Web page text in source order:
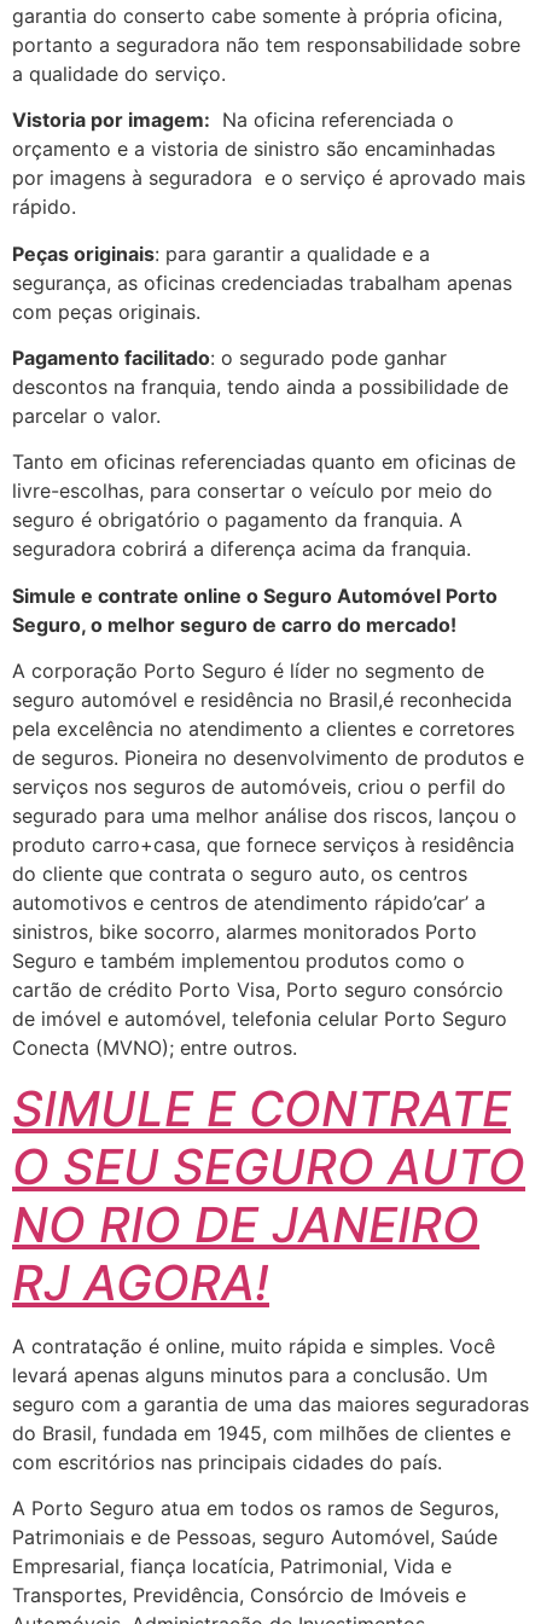
garantia do conserto cabe somente à própria oficina,
portanto a seguradora não tem responsabilidade sobre
a qualidade do serviço.
Vistoria por imagem: Na oficina referenciada o
orçamento e a vistoria de sinistro são encaminhadas
por imagens à seguradora e o serviço é aprovado mais
rápido.
Peças originais: para garantir a qualidade e a
segurança, as oficinas credenciadas trabalham apenas
com peças originais.
Pagamento facilitado: o segurado pode ganhar
descontos na franquia, tendo ainda a possibilidade de
parcelar o valor.
Tanto em oficinas referenciadas quanto em oficinas de
livre-escolhas, para consertar o veículo por meio do
seguro é obrigatório o pagamento da franquia. A
seguradora cobrirá a diferença acima da franquia.
Simule e contrate online o Seguro Automóvel Porto
Seguro, o melhor seguro de carro do mercado!
A corporação Porto Seguro é líder no segmento de
seguro automóvel e residência no Brasil,é reconhecida
pela excelência no atendimento a clientes e corretores
de seguros. Pioneira no desenvolvimento de produtos e
serviços nos seguros de automóveis, criou o perfil do
segurado para uma melhor análise dos riscos, lançou o
produto carro+casa, que fornece serviços à residência
do cliente que contrata o seguro auto, os centros
automotivos e centros de atendimento rápido’car’ a
sinistros, bike socorro, alarmes monitorados Porto
Seguro e também implementou produtos como o
cartão de crédito Porto Visa, Porto seguro consórcio
de imóvel e automóvel, telefonia celular Porto Seguro
Conecta (MVNO); entre outros.
SIMULE E CONTRATE
O SEU SEGURO AUTO
NO RIO DE JANEIRO
RJ AGORA!
A contratação é online, muito rápida e simples. Você
levará apenas alguns minutos para a conclusão. Um
seguro com a garantia de uma das maiores seguradoras
do Brasil, fundada em 1945, com milhões de clientes e
com escritórios nas principais cidades do país.
A Porto Seguro atua em todos os ramos de Seguros,
Patrimoniais e de Pessoas, seguro Automóvel, Saúde
Empresarial, fiança locatícia, Patrimonial, Vida e
Transportes, Previdência, Consórcio de Imóveis e